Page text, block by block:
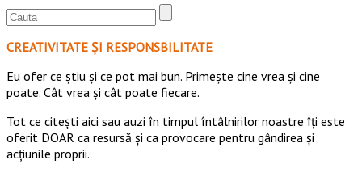
CREATIVITATE ȘI RESPONSBILITATE
Eu ofer ce ştiu şi ce pot mai bun. Primeşte cine vrea şi cine
poate. Cât vrea şi cât poate fiecare.
Tot ce citești aici sau auzi în timpul întâlnirilor noastre îți este
oferit DOAR ca resursă şi ca provocare pentru gândirea și
acţiunile proprii.